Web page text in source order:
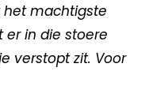
machtigste
er in die stoere
verstopt zit. Voor